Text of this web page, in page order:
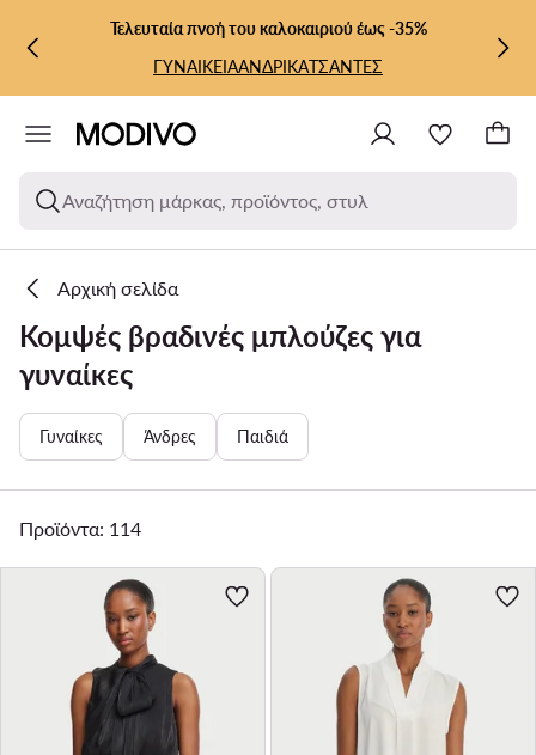
ΜΕΤΆΒΑΣΗ ΣΤΟ ΚΎΡΙΟ ΠΕΡΙΕΧΌΜΕΝΟ
ΜΕΤΆΒΑΣΗ ΣΤΗΝ ΑΝΑΖΉΤΗΣΗ
Τελευταία πνοή του καλοκαιριού έως -35%
ΓΥΝΑΙΚΕΙΑΑΝΔΡΙΚΑΤΣΑΝΤΕΣ
Αναζήτηση μάρκας, προϊόντος, στυλ
Αρχική σελίδα
Κομψές βραδινές μπλούζες για
γυναίκες
Γυναίκες Άνδρες Παιδιά
Προϊόντα: 114